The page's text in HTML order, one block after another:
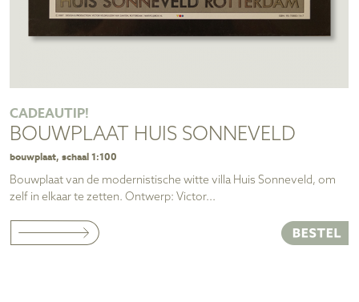
CADEAUTIP!
BOUWPLAAT HUIS SONNEVELD
bouwplaat, schaal 1:100
Bouwplaat van de modernistische witte villa Huis Sonneveld, om
zelf in elkaar te zetten. Ontwerp: Victor...